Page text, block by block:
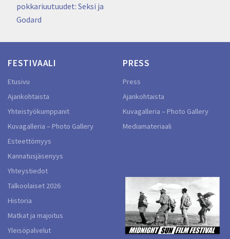
pokkariuutuudet: Seksi ja
Godard
FESTIVAALI
Etusivu
Ajankohtaista
Yhteistyökumppanit
Kuvagalleria – Photo Gallery
Esteettömyys
Kannatusjäsenyys
Yhteystiedot
Talkoolaiset 2026
Historia
Matkat ja majoitus
Yleisöpalvelut
PRESS
Press
Ajankohtaista
Kuvagalleria – Photo Gallery
Mediamateriaali